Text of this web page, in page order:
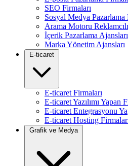
SEO Firmaları
Sosyal Medya Pazarlama
Arama Motoru
İçerik Pazarlama Ajansları
Marka Yönetim Ajansları
E-ticaret
E-ticaret Firmaları
E-ticaret Yazılımı Yapan
E-ticaret Entegrasyonu
E-ticaret Hosting
Grafik ve Medya